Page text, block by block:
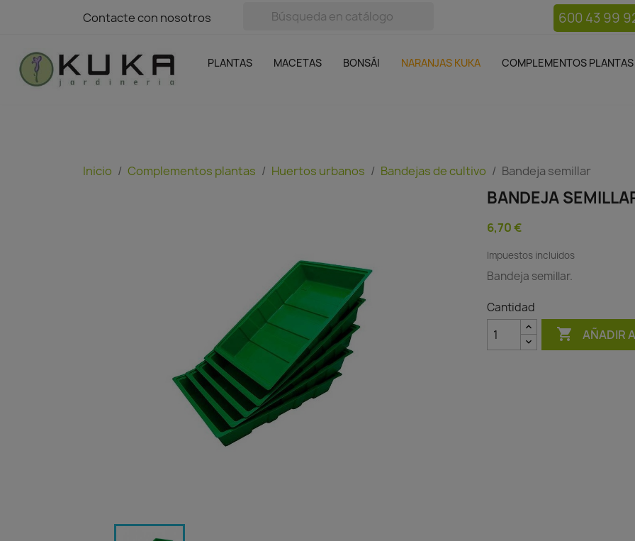
Contacte con nosotros
Contacte con nosotros 600 43 99
PLANTAS MACETAS BONSÁI NARANJAS KUKA COMPLEMENTOS PLANTAS
Complementos plantas
SIN GASTOS DE ENVÍO
Inicio Complementos plantas Huertos urbanos Bandejas de cultivo Bandeja semillar
BANDEJA
6,70 €
Impuestos incluidos
Bandeja semillar.
Cantidad
 AÑADIR